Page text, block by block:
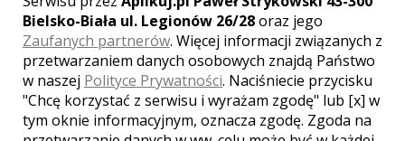
uwagą rejestrował każdy
moment imprezy. Współpraca
przebiegła bardzo pozytywnie,
elastyczny czas pracy i bez
patrzenia na zegarek,
indywidualne podejście
fotografa sprawiło, że w
rezultacie otrzymaliśmy zdjęcia i
Bielsko-Biała ul. Legionów 26/28oraz jego
Zaufanych partnerów. Więcej informacji związanych z
przetwarzaniem danych osobowych znajdą Państwo
w naszej Polityce Prywatności. Naciśniecie przycisku
"Chcę korzystać z serwisu i wyrażam zgodę" lub [x] w
tym oknie informacyjnym, oznacza zgodę. Zgoda na